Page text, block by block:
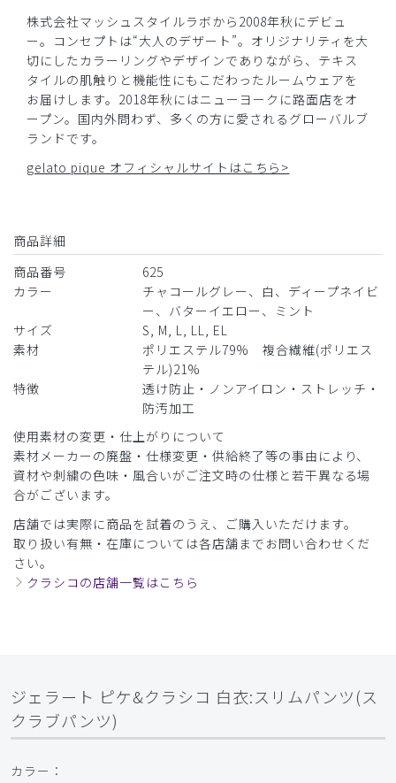
ほのぼの様
購入確認済み
2026-02-19
年齢: 20代
素敵な色合いです
ツ/チャコールグレー/S
役に立った
​2 ​3 ​4 ​5 ​6
​8 ​9
株式会社マッシュスタイルラボから2008年秋にデビュ
ー。コンセプトは“大人のデザート”。オリジナリティを大
切にしたカラーリングやデザインでありながら、テキス
タイルの肌触りと機能性にもこだわったルームウェアを
お届けします。2018年秋にはニューヨークに路面店をオ
ープン。国内外問わず、多くの方に愛されるグローバルブ
ランドです。
gelato pique オフィシャルサイトはこちら>
商品詳細
商品番号
625
カラー
チャコールグレー、白、ディープネイビ
ー、バターイエロー、ミント
サイズ
S, M, L, LL, EL
素材
ポリエステル79% 複合繊維(ポリエス
テル)21%
特徴
透け防止・ノンアイロン・ストレッチ・
防汚加工
使用素材の変更・仕上がりについて
素材メーカーの廃盤・仕様変更・供給終了等の事由により、
資材や刺繍の色味・風合いがご注文時の仕様と若干異なる場
合がございます。
店舗では実際に商品を試着のうえ、ご購入いただけます。
取り扱い有無・在庫については各店舗までお問い合わせくだ
さい。
クラシコの店舗一覧はこちら
ジェラート ピケ&クラシコ 白衣:スリムパンツ(ス
クラブパンツ)
カラー：